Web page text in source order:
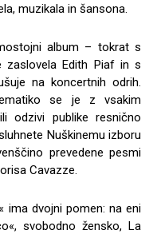
muzikala in šansona.
album – tokrat s
zaslovela Edith Piaf in s
na koncertnih odrih.
se je z vsakim
odzivi publike resnično
Nuškinemu izboru
prevedene pesmi
Cavazze.
ima dvojni pomen: na eni
svobodno žensko, La